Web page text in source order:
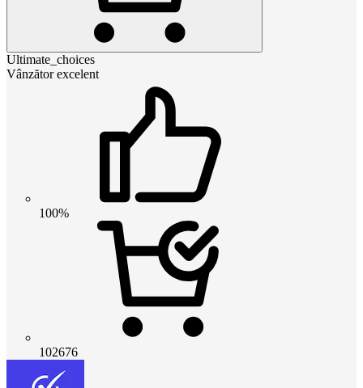
Ultimate_choices
Vânzător excelent
100%
102676